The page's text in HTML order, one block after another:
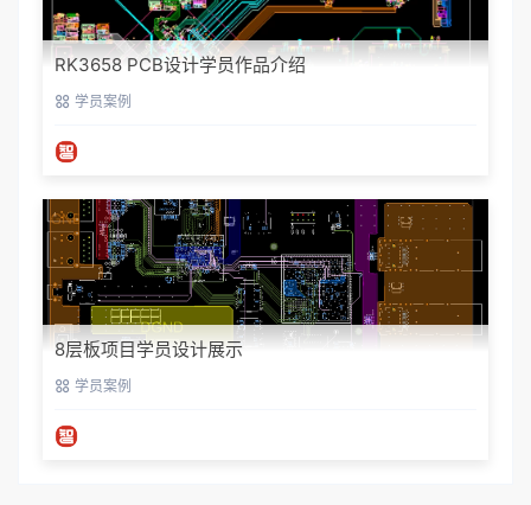
RK3658 PCB设计学员作品介绍
学员案例
8层板项目学员设计展示
学员案例